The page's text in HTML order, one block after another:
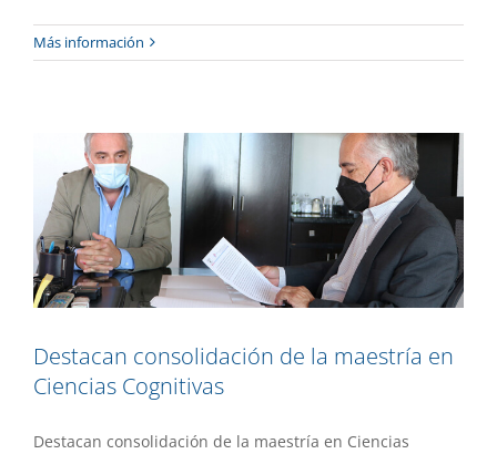
Más información
Destacan consolidación de la maestría
Destacan consolidación de la maestría en
Ciencias Cognitivas
Destacan consolidación de la maestría en Ciencias